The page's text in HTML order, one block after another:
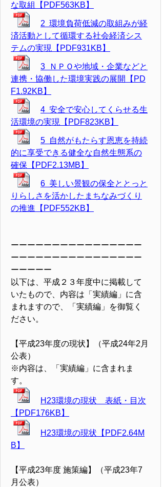
な取組【PDF563KB】
2 環境負荷低減の取組みが経
済活動として循環する社会経済シス
テムの実現【PDF931KB】
3 ＮＰＯや地域・企業などと
連携・協働した環境実践の展開【PD
F1.92KB】
4 安全で安心してくらせる生
活環境の実現【PDF823KB】
5 自然がもたらす恩恵を持続
的に享受できる健全な自然生態系の
確保【PDF2.13MB】
6 美しい景観の保全ととっと
りらしさを活かしたまちなみづくり
の推進【PDF552KB】
ーーーーーーーーーーーーーーーー
ーーーーーーーーーーーーーーーー
ーーーーー
以下は、平成２３年度中に掲載して
いたもので、内容は「実績編」に含
まれますので、「実績編」を御覧く
ださい。
【平成23年度の現状】（平成24年2月
公表）
※内容は、「実績編」に含まれま
す。
H23環境の現状 表紙・目次
【PDF176KB】
H23環境の現状【PDF2.64M
B】
【平成23年度 施策編】（平成23年7
月公表）